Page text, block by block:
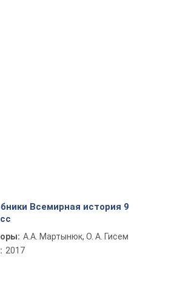
Всемирная история 9
А.А. Мартынюк, О. А. Гисем
2017